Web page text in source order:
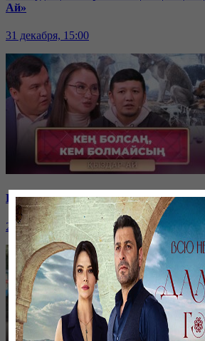
Ай»
31 декабря, 15:00
Қайырымдылық – қадірлі іс |
20 декабря, 17:00